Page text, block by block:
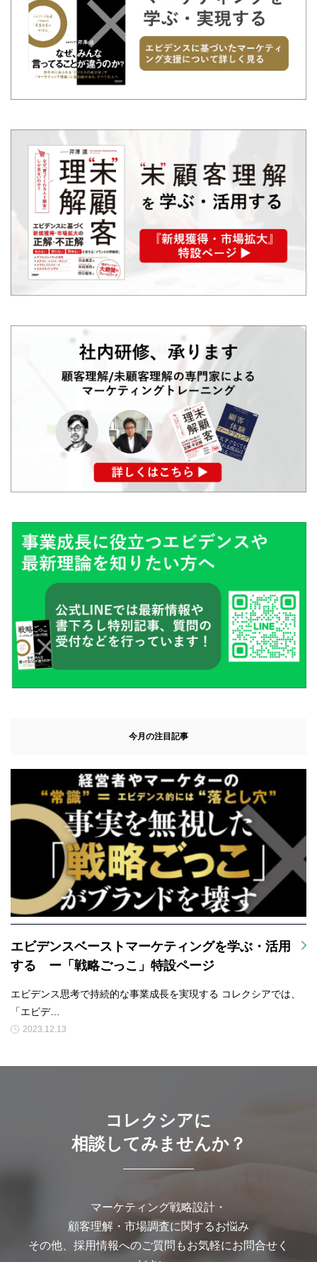
今月の注目記事
エビデンスベーストマーケティングを学ぶ・活用
する ー「戦略ごっこ」特設ページ
エビデンス思考で持続的な事業成長を実現する コレクシアでは、
「エビデ…
2023.12.13
コレクシアに
相談してみませんか？
マーケティング戦略設計・
顧客理解・市場調査に関するお悩み
その他、採用情報へのご質問もお気軽にお問合せく